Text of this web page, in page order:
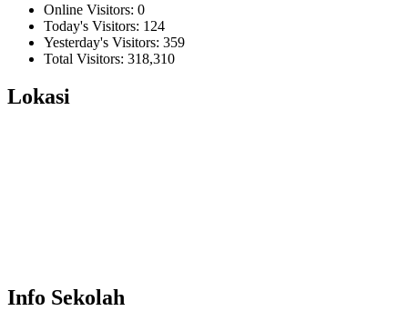
Online Visitors: 0
Today's Visitors: 124
Yesterday's Visitors: 359
Total Visitors: 318,310
Lokasi
Info Sekolah